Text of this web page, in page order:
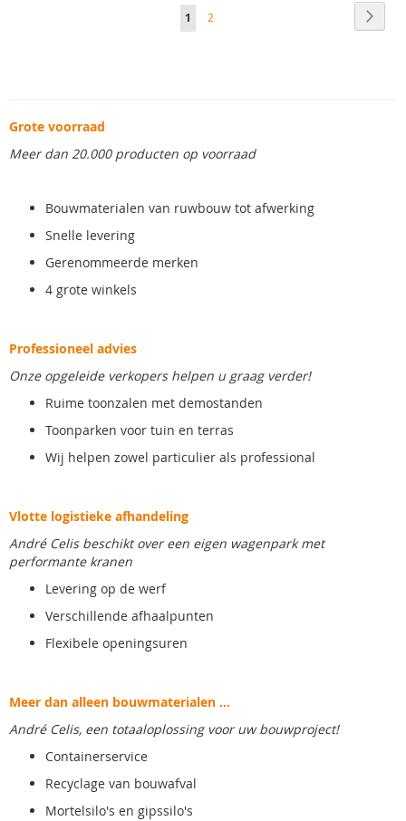
Pagina
U1 Pagina
2
Grote voorraad
Meer dan 20.000 producten op voorraad
Bouwmaterialen van ruwbouw tot afwerking
Snelle levering
Gerenommeerde merken
4 grote winkels
Professioneel advies
Onze opgeleide verkopers helpen u graag verder!
Ruime toonzalen met demostanden
Toonparken voor tuin en terras
Wij helpen zowel particulier als professional
Vlotte logistieke afhandeling
André Celis beschikt over een eigen wagenpark met
performante kranen
Levering op de werf
Verschillende afhaalpunten
Flexibele openingsuren
Meer dan alleen bouwmaterialen ...
André Celis, een totaaloplossing voor uw bouwproject!
Containerservice
Recyclage van bouwafval
Mortelsilo's en gipssilo's